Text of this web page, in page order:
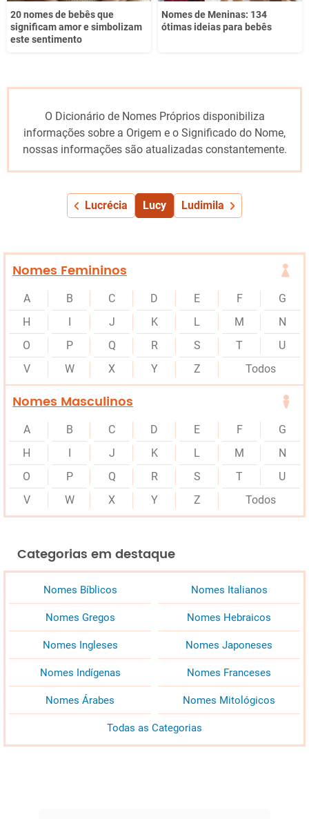
20 nomes de bebês que
significam amor e simbolizam
este sentimento
Nomes de Meninas: 134
ótimas ideias para bebês
O Dicionário de Nomes Próprios disponibiliza
informações sobre a Origem e o Significado do Nome,
nossas informações são atualizadas constantemente.
Lucrécia Lucy Ludimila
Nomes Femininos
A B C D E F
G
H
J K L M
N
O
P Q R S T
U
V
W X Y Z Todos
Nomes Masculinos
A B C D E F
G
H
J K L M
N
O
P Q R S T
U
V
W X Y Z Todos
Categorias em destaque
Nomes Bíblicos Nomes Italianos
Nomes Gregos Nomes Hebraicos
Nomes Ingleses Nomes Japoneses
Nomes Indígenas Nomes Franceses
Nomes Árabes Nomes Mitológicos
Todas as Categorias